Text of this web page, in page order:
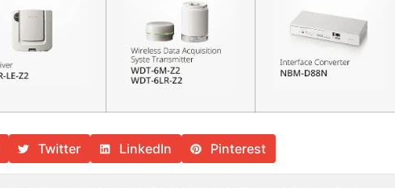
Twitter LinkedIn Pinterest